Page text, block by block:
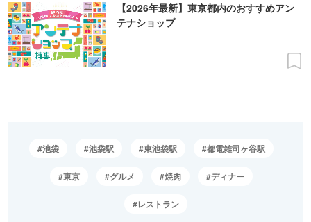
【2026年最新】東京都内のおすすめアン
テナショップ
池袋 池袋駅 東池袋駅 都電雑司ヶ谷駅
東京 グルメ 焼肉 ディナー
レストラン